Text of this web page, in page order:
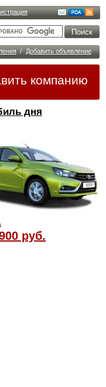
/ Добавить объявление
компанию
дня
руб.